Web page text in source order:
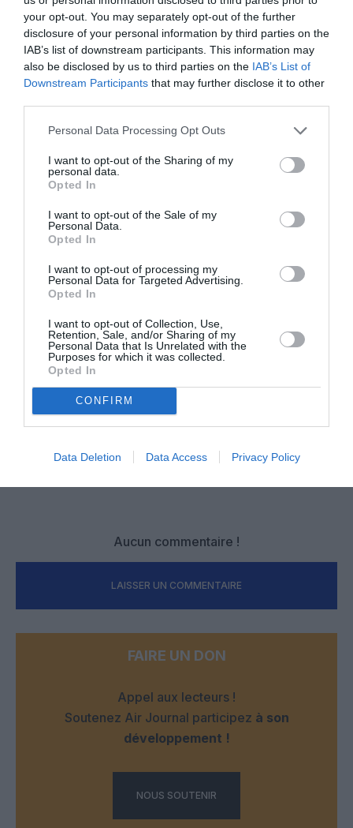
your opt-out. You may separately opt-out of the further
disclosure of your personal information by third parties on the
IAB’s list of downstream participants. This information may
also be disclosed by us to third parties on the IAB’s List of
Downstream Participants that may further disclose it to other
Personal Data Processing Opt Outs
I want to opt-out of the Sharing of my
personal data.
Opted In
I want to opt-out of the Sale of my
Personal Data.
Opted In
I want to opt-out of processing my
Personal Data for Targeted Advertising.
Opted In
I want to opt-out of Collection, Use,
Retention, Sale, and/or Sharing of my
Personal Data that Is Unrelated with the
Purposes for which it was collected.
Opted In
CONFIRM
Data Deletion Data Access Privacy Policy
Vous avez apprécié l’article ?
PARTAGER L'ARTICLE
Aucun commentaire !
LAISSER UN COMMENTAIRE
FAIRE UN DON
Appel aux lecteurs !
Soutenez Air Journal participez à son
développement !
NOUS SOUTENIR